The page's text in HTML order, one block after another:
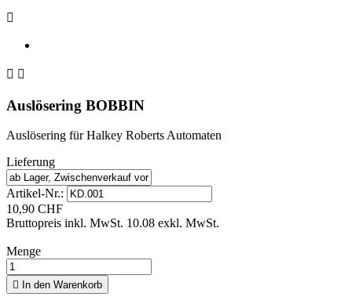

 
Auslösering BOBBIN
Auslösering für Halkey Roberts Automaten
Lieferung
Artikel-Nr.:
10,90 CHF
Bruttopreis inkl. MwSt. 10.08 exkl. MwSt.
Menge
 In den Warenkorb